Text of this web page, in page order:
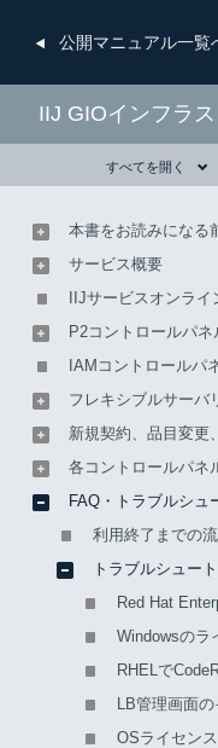
公開マニュアル一覧
IIJ GIOインフラ
すべてを開く
本書をお読みになる
サービス概要
IIJサービスオンライ
P2コントロールパネ
IAMコントロールパ
フレキシブルサーバ
新規契約、品目変更
各コントロールパネ
FAQ・トラブルシュ
利用終了までの
トラブルシュー
Red Hat
Windowsのラ
RHELで
LB管理画面
OSライセン